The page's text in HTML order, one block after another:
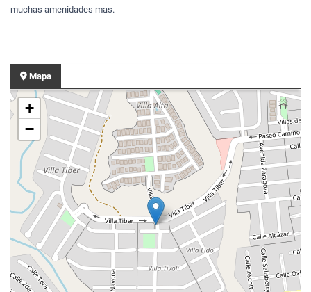
muchas amenidades mas.
Mapa
+
−